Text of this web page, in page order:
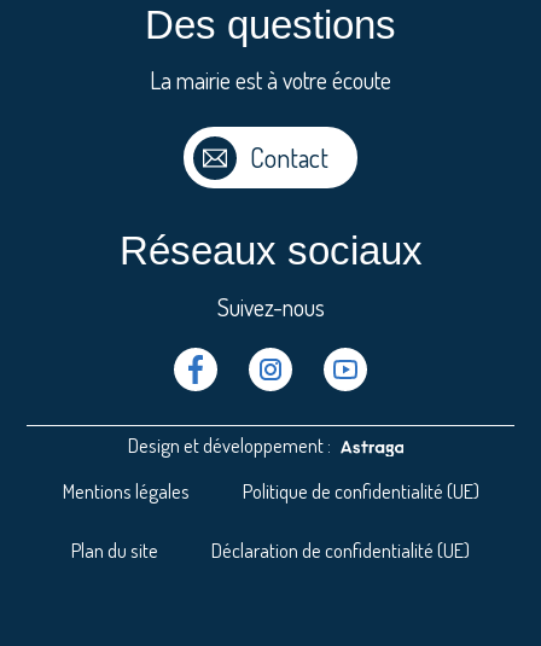
Des questions
La mairie est à votre écoute
Contact
Réseaux sociaux
Suivez-nous
Facebook Instragram
Design et développement :
Mentions légales
Politique de confidentialité (UE)
Plan du site Déclaration de confidentialité (UE)